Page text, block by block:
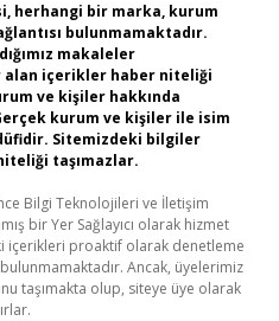
herhangi bir marka, kurum
bulunmamaktadır.
makaleler
alan içerikler haber niteliği
ve kişiler hakkında
kurum ve kişiler ile isim
Sitemizdeki bilgiler
taşımazlar.
Bilgi Teknolojileri ve İletişim
bir Yer Sağlayıcı olarak hizmet
içerikleri proaktif olarak denetleme
Ancak, üyelerimiz
taşımakta olup, siteye üye olarak